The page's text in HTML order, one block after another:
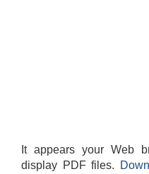
It appears your Web
display PDF files.